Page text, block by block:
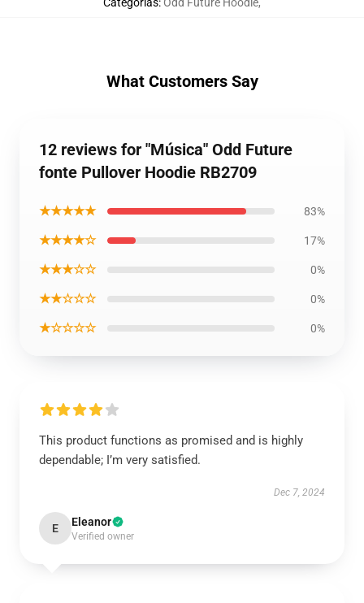
What Customers Say
12 reviews for "Música" Odd Future
fonte Pullover Hoodie RB2709
★★★★★ 83%
★★★★☆ 17%
★★★☆☆ 0%
★★☆☆☆ 0%
★☆☆☆☆ 0%
This product functions as promised and is highly
dependable; I’m very satisfied.
Dec 7, 2024
E Eleanor
Verified owner